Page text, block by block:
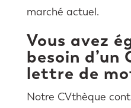
marché actuel.
Vous avez
besoin d’un
lettre de
Notre CVthèque